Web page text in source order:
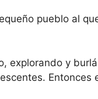
pueblo al
explorando y